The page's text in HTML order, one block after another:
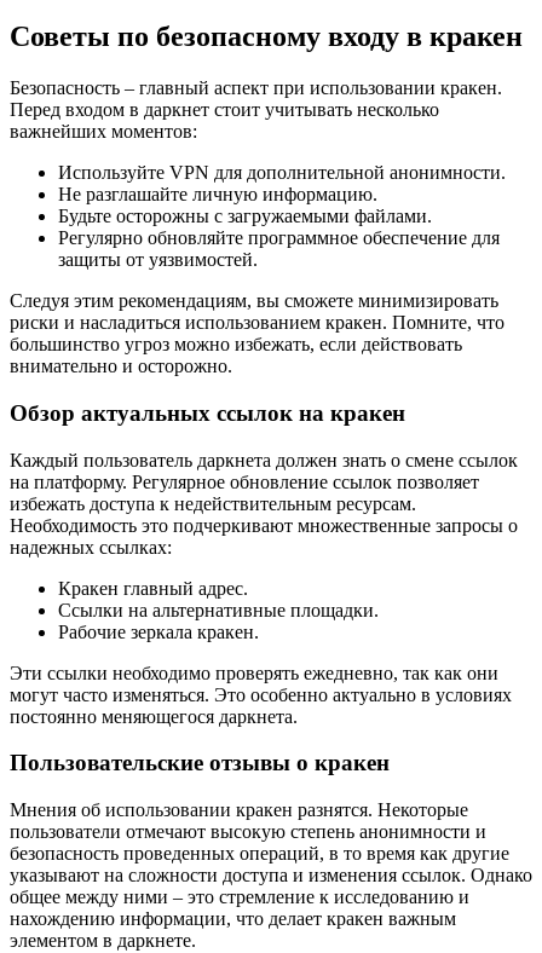
Советы по безопасному входу в кракен
Безопасность – главный аспект при использовании кракен.
Перед входом в даркнет стоит учитывать несколько
важнейших моментов:
Используйте VPN для дополнительной анонимности.
Не разглашайте личную информацию.
Будьте осторожны с загружаемыми файлами.
Регулярно обновляйте программное обеспечение для
защиты от уязвимостей.
Следуя этим рекомендациям, вы сможете минимизировать
риски и насладиться использованием кракен. Помните, что
большинство угроз можно избежать, если действовать
внимательно и осторожно.
Обзор актуальных ссылок на кракен
Каждый пользователь даркнета должен знать о смене ссылок
на платформу. Регулярное обновление ссылок позволяет
избежать доступа к недействительным ресурсам.
Необходимость это подчеркивают множественные запросы о
надежных ссылках:
Кракен главный адрес.
Ссылки на альтернативные площадки.
Рабочие зеркала кракен.
Эти ссылки необходимо проверять ежедневно, так как они
могут часто изменяться. Это особенно актуально в условиях
постоянно меняющегося даркнета.
Пользовательские отзывы о кракен
Мнения об использовании кракен разнятся. Некоторые
пользователи отмечают высокую степень анонимности и
безопасность проведенных операций, в то время как другие
указывают на сложности доступа и изменения ссылок. Однако
общее между ними – это стремление к исследованию и
нахождению информации, что делает кракен важным
элементом в даркнете.